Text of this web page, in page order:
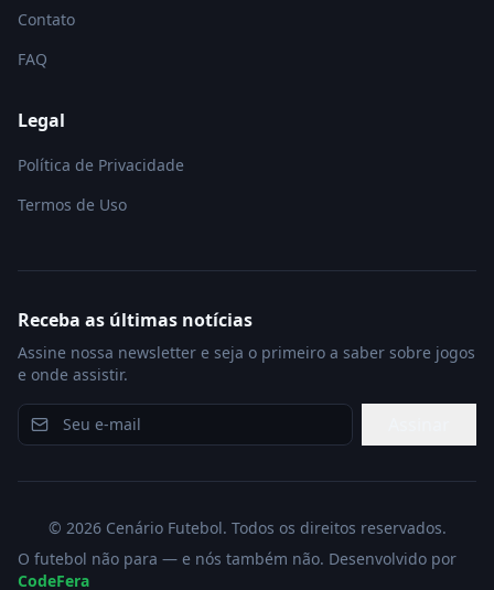
Contato
FAQ
Legal
Política de Privacidade
Termos de Uso
Receba as últimas notícias
Assine nossa newsletter e seja o primeiro a saber sobre jogos
e onde assistir.
© 2026Cenário Futebol. Todos os direitos reservados.
O futebol não para — e nós também não. Desenvolvido por
CodeFera